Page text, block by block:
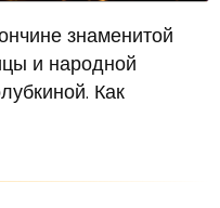
знаменитой
и народной
Как
Малахов в своем
пришла новос...